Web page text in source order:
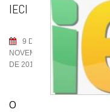
IECI
9 DE
NOVEMBRO
DE 2019
O